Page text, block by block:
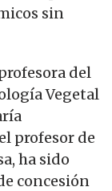
sin
del
Vegetal
profesor de
ha sido
concesión